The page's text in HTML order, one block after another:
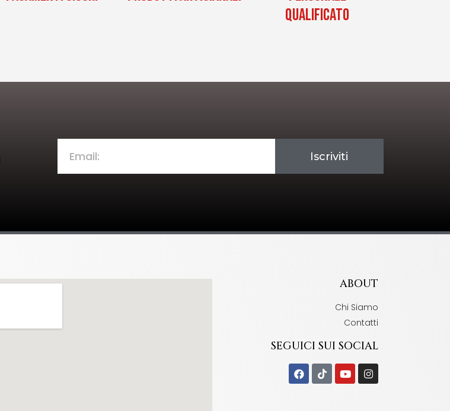
QUALIFICATO
Iscriviti
ABOUT
Chi Siamo
Contatti
SEGUICI SUI SOCIAL